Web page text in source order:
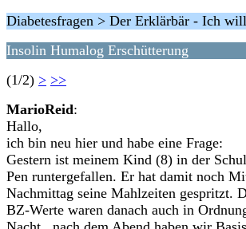
Diabetesfragen > Der Erklärbär - Ich
Insolin Humalog Erschütterung
(1/2) > >>
MarioReid:
Hallo,
ich bin neu hier und habe eine Frage:
Gestern ist meinem Kind (8) in der
Pen runtergefallen. Er hat damit noch
Nachmittag seine Mahlzeiten gespritzt.
BZ-Werte waren danach auch in